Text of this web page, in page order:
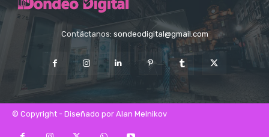
Contáctanos: sondeodigital@gmail.com
© Copyright - Diseñado por Alan Melnikov